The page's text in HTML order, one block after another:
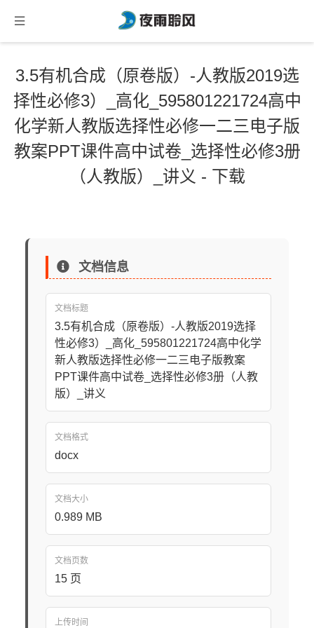
3.5有机合成（原卷版）-人教版2019选
择性必修3）_高化_595801221724高中
化学新人教版选择性必修一二三电子版
教案PPT课件高中试卷_选择性必修3册
（人教版）_讲义 - 下载
文档信息
文档标题
3.5有机合成（原卷版）-人教版2019选择
性必修3）_高化_595801221724高中化学
新人教版选择性必修一二三电子版教案
PPT课件高中试卷_选择性必修3册（人教
版）_讲义
文档格式
docx
文档大小
0.989 MB
文档页数
15 页
上传时间